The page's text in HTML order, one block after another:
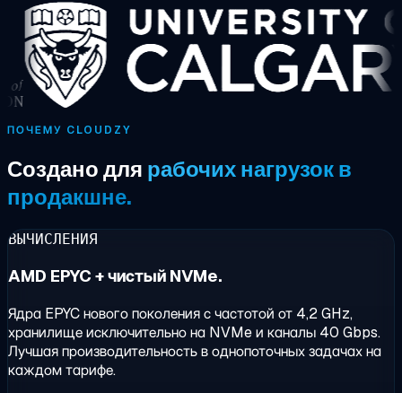
ПОЧЕМУ CLOUDZY
Создано для рабочих нагрузок в
продакшне.
ВЫЧИСЛЕНИЯ
AMD EPYC + чистый NVMe.
Ядра EPYC нового поколения с частотой от 4,2 GHz,
хранилище исключительно на NVMe и каналы 40 Gbps.
Лучшая производительность в однопоточных задачах на
каждом тарифе.